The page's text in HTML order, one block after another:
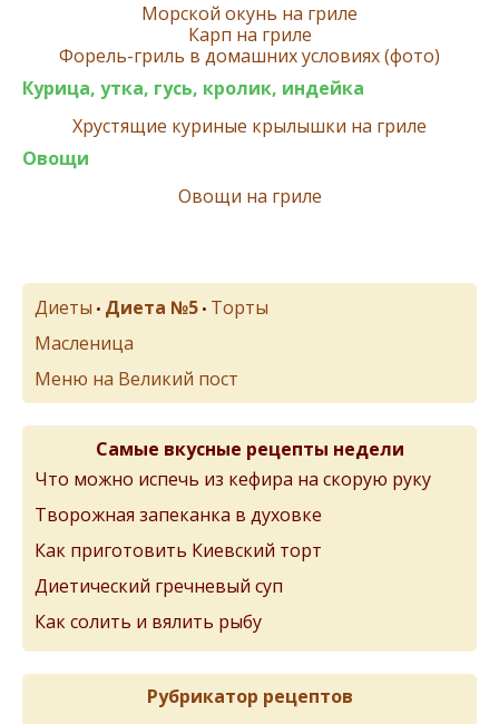
Морской окунь на гриле
Карп на гриле
Форель-гриль в домашних условиях (фото)
Курица, утка, гусь, кролик, индейка
Хрустящие куриные крылышки на гриле
Овощи
Овощи на гриле
Диеты • Диета №5 • Торты
Масленица
Меню на Великий пост
Самые вкусные рецепты недели
Что можно испечь из кефира на скорую руку
Творожная запеканка в духовке
Как приготовить Киевский торт
Диетический гречневый суп
Как солить и вялить рыбу
Рубрикатор рецептов